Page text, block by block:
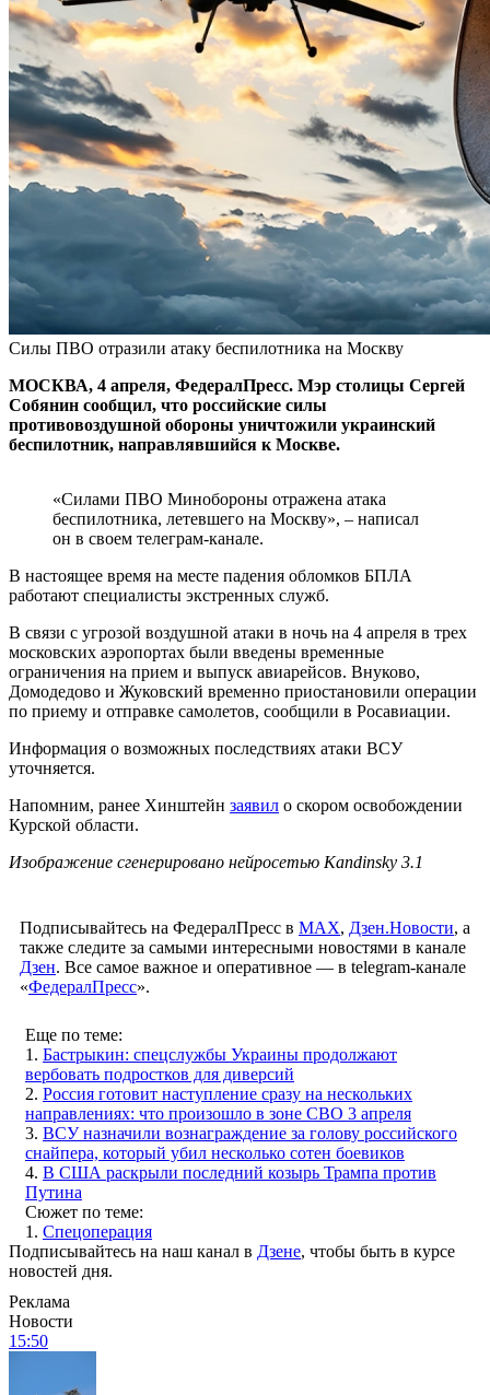
Силы ПВО отразили атаку беспилотника на Москву
МОСКВА, 4 апреля, ФедералПресс. Мэр столицы Сергей
Собянин сообщил, что российские силы
противовоздушной обороны уничтожили украинский
беспилотник, направлявшийся к Москве.
«Силами ПВО Минобороны отражена атака
беспилотника, летевшего на Москву», – написал
он в своем телеграм-канале.
В настоящее время на месте падения обломков БПЛА
работают специалисты экстренных служб.
В связи с угрозой воздушной атаки в ночь на 4 апреля в трех
московских аэропортах были введены временные
ограничения на прием и выпуск авиарейсов. Внуково,
Домодедово и Жуковский временно приостановили операции
по приему и отправке самолетов, сообщили в Росавиации.
Информация о возможных последствиях атаки ВСУ
уточняется.
Напомним, ранее Хинштейн заявил о скором освобождении
Курской области.
Изображение сгенерировано нейросетью Kandinsky 3.1
Подписывайтесь на ФедералПресс в МАХ, Дзен.Новости, а
также следите за самыми интересными новостями в канале
Дзен. Все самое важное и оперативное — в telegram-канале
«ФедералПресс».
Еще по теме:
1. Бастрыкин: спецслужбы Украины продолжают
вербовать подростков для диверсий
2. Россия готовит наступление сразу на нескольких
направлениях: что произошло в зоне СВО 3 апреля
3. ВСУ назначили вознаграждение за голову российского
снайпера, который убил несколько сотен боевиков
4. В США раскрыли последний козырь Трампа против
Путина
Сюжет по теме:
1. Спецоперация
Подписывайтесь на наш канал в Дзене, чтобы быть в курсе
новостей дня.
Реклама
Новости
15:50